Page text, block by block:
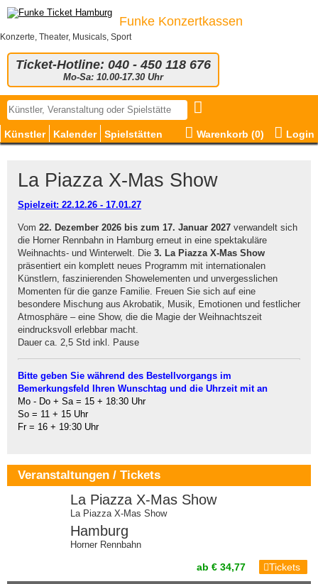
Funke Konzertkassen
Konzerte, Theater, Musicals, Sport
Ticket-Hotline: 040 - 450 118 676
Mo-Sa: 10.00-17.30 Uhr
Künstler Kalender Spielstätten Warenkorb (0) Login
La Piazza X-Mas Show
Spielzeit: 22.12.26 - 17.01.27
Vom 22. Dezember 2026 bis zum 17. Januar 2027 verwandelt sich
die Horner Rennbahn in Hamburg erneut in eine spektakuläre
Weihnachts- und Winterwelt. Die 3. La Piazza X-Mas Show
präsentiert ein komplett neues Programm mit internationalen
Künstlern, faszinierenden Showelementen und unvergesslichen
Momenten für die ganze Familie. Freuen Sie sich auf eine
besondere Mischung aus Akrobatik, Musik, Emotionen und festlicher
Atmosphäre – eine Show, die die Magie der Weihnachtszeit
eindrucksvoll erlebbar macht.
Dauer ca. 2,5 Std inkl. Pause
Bitte geben Sie während des Bestellvorgangs im
Bemerkungsfeld Ihren Wunschtag und die Uhrzeit mit an
Mo - Do + Sa = 15 + 18:30 Uhr
So = 11 + 15 Uhr
Fr = 16 + 19:30 Uhr
Veranstaltungen / Tickets
La Piazza X-Mas Show
La Piazza X-Mas Show
Hamburg
Horner Rennbahn
ab € 34,77 Tickets